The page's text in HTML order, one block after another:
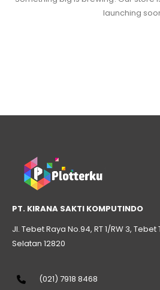
launching
PT. KIRANA SAKTI KOMPUTINDO
Jl. Tebet Raya No.94, RT 1/RW 3,
Selatan 12820
(021) 7918 8468